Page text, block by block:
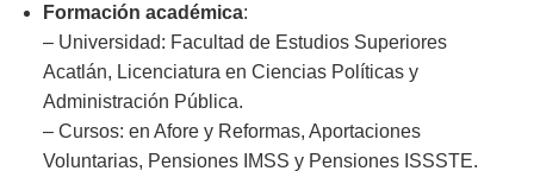
Formación académica:
– Universidad: Facultad de Estudios Superiores
Acatlán, Licenciatura en Ciencias Políticas y
Administración Pública.
– Cursos: en Afore y Reformas, Aportaciones
Voluntarias, Pensiones IMSS y Pensiones ISSSTE.